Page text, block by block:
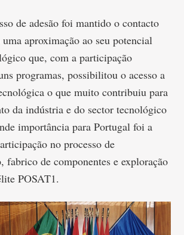
de adesão foi mantido o contacto
aproximação ao seu potencial
que, com a participação
programas, possibilitou o acesso a
o que muito contribuiu para
da indústria e do sector tecnológico
importância para Portugal foi a
no processo de
fabrico de componentes e exploração
POSAT1.